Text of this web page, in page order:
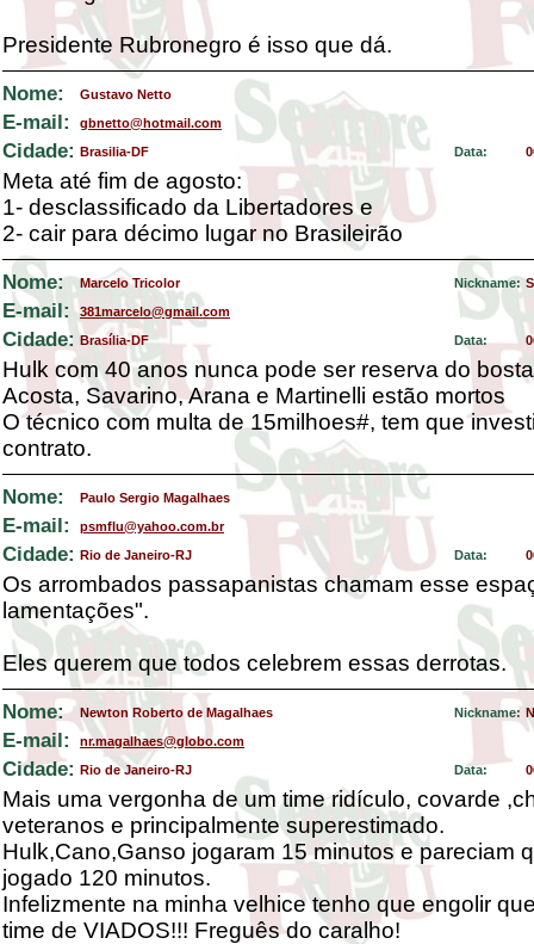
Presidente Rubronegro é isso que dá.
Nome: Gustavo Netto
E-mail: gbnetto@hotmail.com
Cidade: Brasilia-DF Data:
Meta até fim de agosto:
1- desclassificado da Libertadores e
2- cair para décimo lugar no Brasileirão
Nome: Marcelo Tricolor Nickname:
E-mail: 381marcelo@gmail.com
Cidade: Brasília-DF Data:
Hulk com 40 anos nunca pode ser reserva do
Acosta, Savarino, Arana e Martinelli estão mortos
O técnico com multa de 15milhoes#, tem que
contrato.
Nome: Paulo Sergio Magalhaes
E-mail: psmflu@yahoo.com.br
Cidade: Rio de Janeiro-RJ Data:
Os arrombados passapanistas chamam esse
lamentações".
Eles querem que todos celebrem essas derrotas.
Nome: Newton Roberto de Magalhaes Nickname:
E-mail: nr.magalhaes@globo.com
Cidade: Rio de Janeiro-RJ Data:
Mais uma vergonha de um time ridículo, covarde
veteranos e principalmente superestimado.
Hulk,Cano,Ganso jogaram 15 minutos e pareciam
jogado 120 minutos.
Infelizmente na minha velhice tenho que engolir
time de VIADOS!!! Freguês do caralho!